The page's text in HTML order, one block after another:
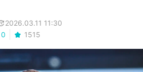
2026.03.11 11:30
0 1515